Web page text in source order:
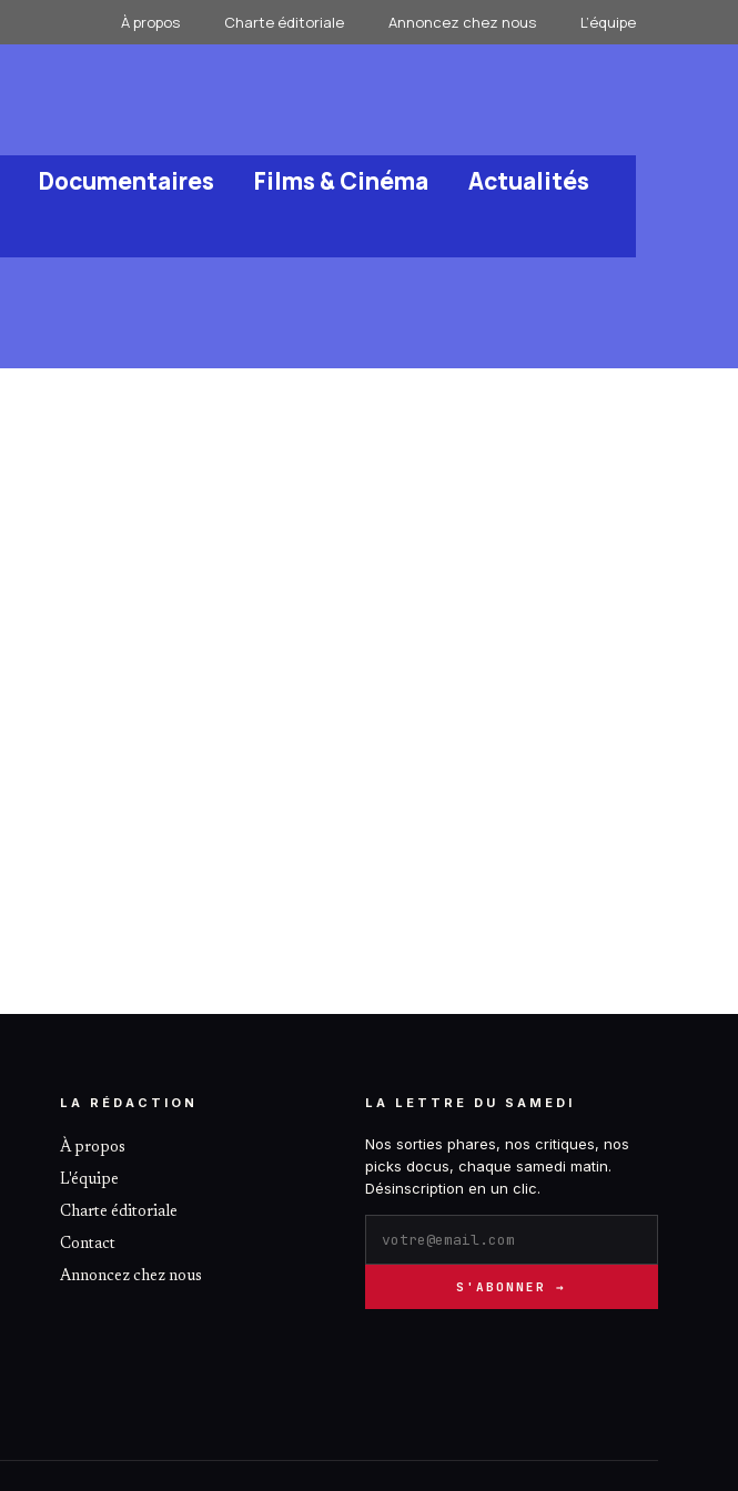
À propos Charte éditoriale Annoncez chez nous L’équipe
Documentaires Films & Cinéma
Actualités
LA RÉDACTION
À propos
L'équipe
Charte éditoriale
Contact
Annoncez chez nous
LA LETTRE DU SAMEDI
Nos sorties phares, nos critiques, nos
picks docus, chaque samedi matin.
Désinscription en un clic.
S'ABONNER →